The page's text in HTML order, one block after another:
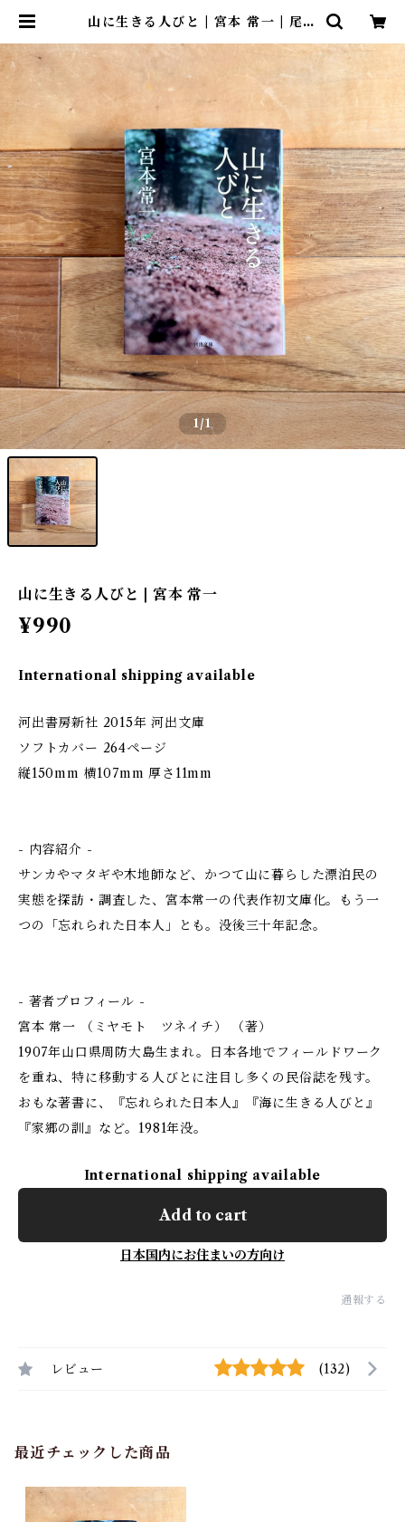
山に生きる人びと | 宮本 常一 | 尾鷲
1/1
山に生きる人びと | 宮本 常一
¥990
International shipping available
河出書房新社 2015年 河出文庫
ソフトカバー 264ページ
縦150mm 横107mm 厚さ11mm
- 内容紹介 -
サンカやマタギや木地師など、かつて山に暮らした漂泊民の
実態を探訪・調査した、宮本常一の代表作初文庫化。もう一
つの「忘れられた日本人」とも。没後三十年記念。
- 著者プロフィール -
宮本 常一 （ミヤモト ツネイチ） （著）
1907年山口県周防大島生まれ。日本各地でフィールドワーク
を重ね、特に移動する人びとに注目し多くの民俗誌を残す。
おもな著書に、『忘れられた日本人』『海に生きる人びと』
『家郷の訓』など。1981年没。
International shipping available
Add to cart
日本国内にお住まいの方向け
通報する
レビュー (132)
最近チェックした商品